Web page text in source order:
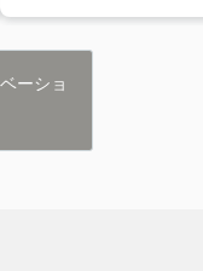
ーショ